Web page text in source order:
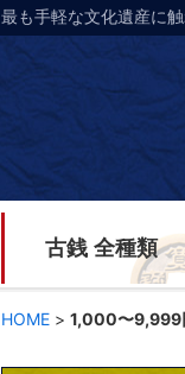
最も手軽な文化遺産に
古銭 全種類
HOME > 1,000〜9,999